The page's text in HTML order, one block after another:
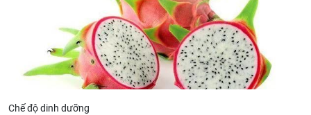
Chế độ dinh dưỡng